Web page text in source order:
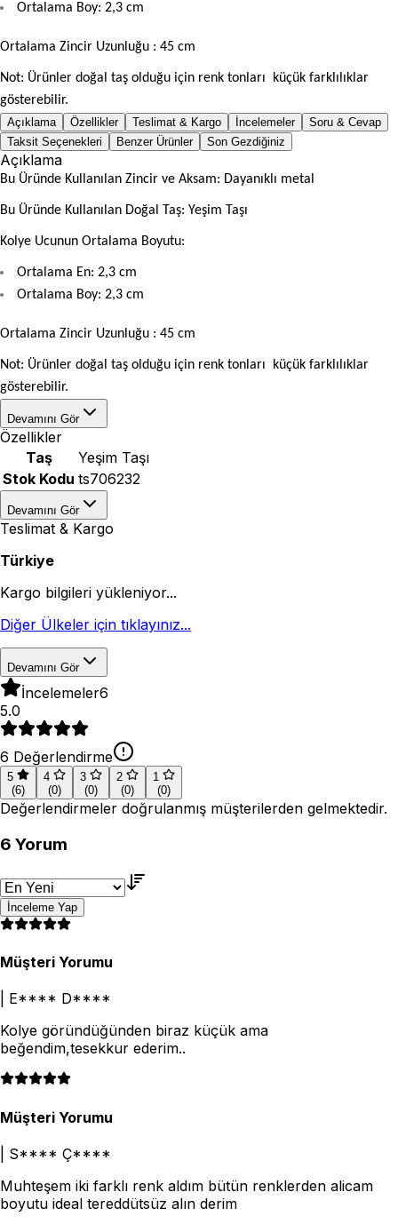
Ortalama Boy: 2,3 cm
Ortalama Zincir Uzunluğu : 45 cm
Not: Ürünler doğal taş olduğu için renk tonları küçük farklılıklar
gösterebilir.
Açıklama Özellikler Teslimat & Kargo İncelemeler
Soru & Cevap
Taksit Seçenekleri
Benzer Ürünler Son Gezdiğiniz
Açıklama
Bu Üründe Kullanılan Zincir ve Aksam: Dayanıklı metal
Bu Üründe Kullanılan Doğal Taş: Yeşim Taşı
Kolye Ucunun Ortalama Boyutu:
Ortalama En: 2,3 cm
Ortalama Boy: 2,3 cm
Ortalama Zincir Uzunluğu : 45 cm
Not: Ürünler doğal taş olduğu için renk tonları küçük farklılıklar
gösterebilir.
Devamını Gör
Özellikler
Taş
Yeşim Taşı
Stok Kodu ts706232
Devamını Gör
Teslimat & Kargo
Türkiye
Kargo bilgileri yükleniyor...
Diğer Ülkeler için tıklayınız...
Devamını Gör
İncelemeler6
5.0
6 Değerlendirme
5
(6)
4
(0)
3
(0)
2
(0)
1
(0)
Değerlendirmeler doğrulanmış müşterilerden gelmektedir.
6 Yorum
İnceleme Yap
Müşteri Yorumu
E**** D****
Kolye göründüğünden biraz küçük ama
beğendim,tesekkur ederim..
Müşteri Yorumu
S**** Ç****
Muhteşem iki farklı renk aldım bütün renklerden alicam
boyutu ideal tereddütsüz alın derim